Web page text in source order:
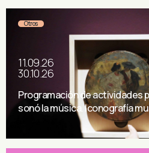
Otros
11.09.26
30.10.26
Programación de actividades
sonó la música. Iconografía